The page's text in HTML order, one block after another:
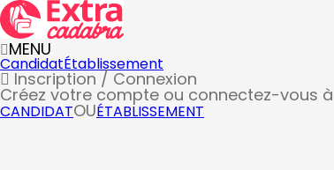
MENU
CandidatÉtablissement
Inscription / Connexion
Créez votre compte ou connectez-vous
CANDIDATOUÉTABLISSEMENT